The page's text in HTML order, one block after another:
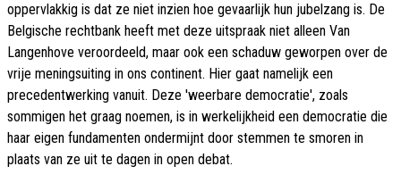
oppervlakkig is dat ze niet inzien hoe gevaarlijk hun jubelzang is. De
Belgische rechtbank heeft met deze uitspraak niet alleen Van
Langenhove veroordeeld, maar ook een schaduw geworpen over de
vrije meningsuiting in ons continent. Hier gaat namelijk een
precedentwerking vanuit. Deze 'weerbare democratie', zoals
sommigen het graag noemen, is in werkelijkheid een democratie die
haar eigen fundamenten ondermijnt door stemmen te smoren in
plaats van ze uit te dagen in open debat.